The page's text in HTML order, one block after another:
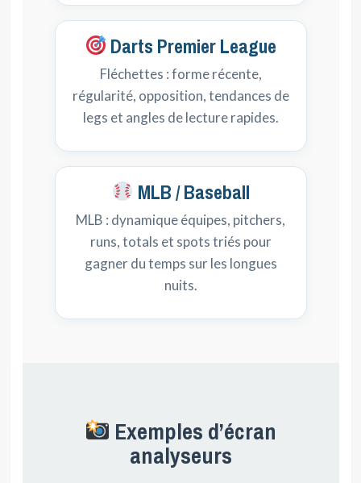
Darts Premier League
Fléchettes : forme récente,
régularité, opposition, tendances de
legs et angles de lecture rapides.
MLB / Baseball
MLB : dynamique équipes, pitchers,
runs, totals et spots triés pour
gagner du temps sur les longues
nuits.
Exemples d’écran
analyseurs